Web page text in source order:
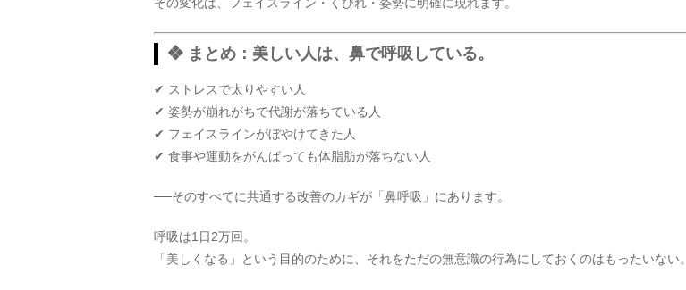
その変化は、フェイスライン・くびれ・姿勢に明確に現れます。
❖ まとめ：美しい人は、鼻で呼吸している。
✔ ストレスで太りやすい人
✔ 姿勢が崩れがちで代謝が落ちている人
✔ フェイスラインがぼやけてきた人
✔ 食事や運動をがんばっても体脂肪が落ちない人
──そのすべてに共通する改善のカギが「鼻呼吸」にあります。
呼吸は1日2万回。
「美しくなる」という目的のために、それをただの無意識の行為にしておくのはもったいない。